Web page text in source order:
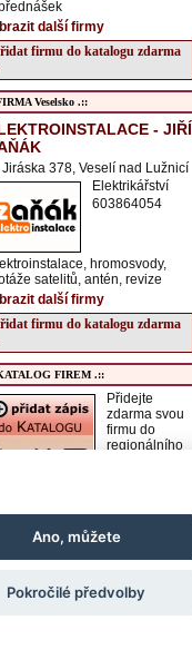
další firmy
firmu do katalogu zdarma
Veselsko .::
- JIŘÍ
Jiráska 378, Veselí nad Lužnicí
Elektrikářství
603864054
hromosvody,
satelitů, antén, revize
další firmy
firmu do katalogu zdarma
FIREM .::
Přidejte
zdarma svou
firmu do
regionálního
vkládání obrázků a
firmu do katalogu zdarma
Ano, můžete
Pokročilé předvolby